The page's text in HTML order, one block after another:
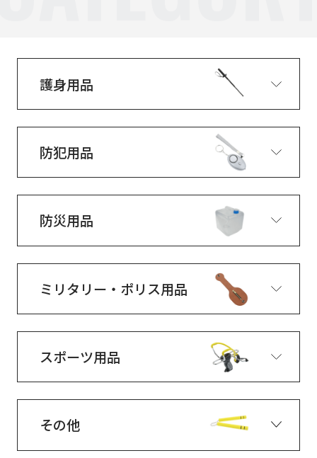
護身用品
防犯用品
防災用品
ミリタリー・ポリス用品
スポーツ用品
その他